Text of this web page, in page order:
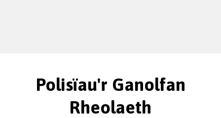
Polisïau'r Ganolfan
Rheolaeth